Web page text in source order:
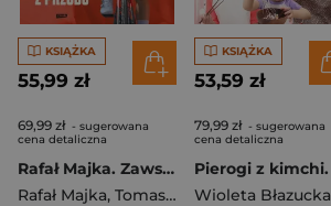
KSIĄŻKA
55,99 zł
69,99 zł - sugerowana
cena detaliczna
Rafał Majka. Zawsze z przodu. Rozmawia Tomasz Kalemba - książka z autografem
Rafał Majka, Tomasz Kalemba
KSIĄŻKA
53,59 zł
79,99 zł - sugerowana
cena detaliczna
Wioleta Błazucka